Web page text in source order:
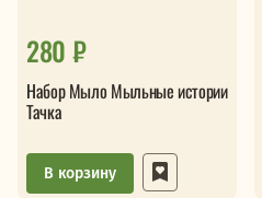
280 ₽
Набор Мыло Мыльные истории
Тачка
В корзину